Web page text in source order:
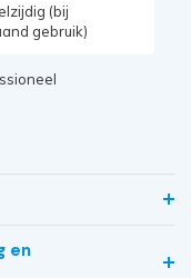
(bij
gebruik)
en